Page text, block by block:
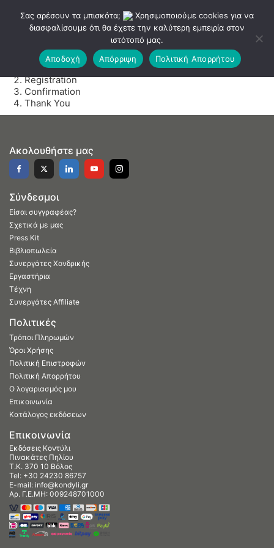
Plans
Registration
Confirmation
Thank You
Ακολουθήστε μας
Σύνδεσμοι
Είσαι συγγραφέας?
Σχετικά με μας
Press Kit
Βιβλιοπωλεία
Συνεργάτες Χονδρικής
Εργαστήρια
Τέχνη
Συνεργάτες Affiliate
Πολιτικές
Τρόποι Πληρωμών
Όροι Χρήσης
Πολιτική Επιστροφών
Πολιτική Απορρήτου
Ο λογαριασμός μου
Επικοινωνία
Κατάλογος εκδόσεων
Επικοινωνία
Εκδόσεις Κοντύλι
Πινακάτες Πηλίου
Τ.Κ. 370 10 Βόλος
Tel: +30 24230 86757
E-mail: info@kondyli.gr
Αρ. Γ.Ε.ΜΗ: 009248701000
Σας αρέσουν τα μπισκότα;
Χρησιμοποιούμε cookies για να
διασφαλίσουμε ότι θα έχετε την καλύτερη εμπειρία στον
ιστότοπό μας.
Αποδοχή
Απόρριψη Πολιτική Απορρήτου